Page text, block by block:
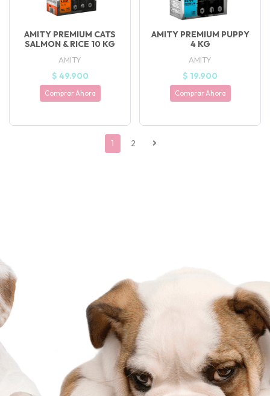
AMITY PREMIUM CATS
SALMON & RICE 10 KG
AMITY
$ 49.900
Comprar Ahora
AMITY PREMIUM PUPPY
4 KG
AMITY
$ 19.900
Comprar Ahora
1 2